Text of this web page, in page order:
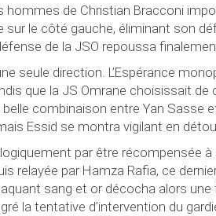
hommes de Christian Bracconi
sur le côté gauche, éliminant son
de la JSO repoussa
seule direction. L’Espérance
que la JS Omrane choisissait
combinaison entre Yan Sasse
Essid se montra vigilant en
par être récompensée à
relayée par Hamza Rafia, ce
sang et or décocha alors
la tentative d’intervention du